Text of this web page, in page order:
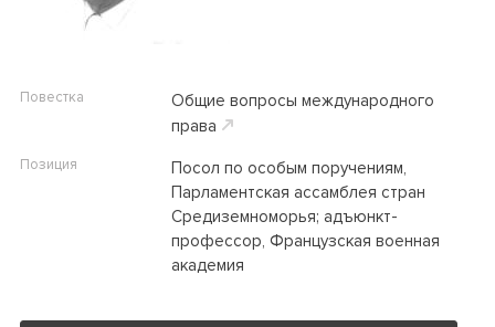
Повестка
Общие вопросы международного
права
Позиция
Посол по особым поручениям,
Парламентская ассамблея стран
Средиземноморья; адъюнкт-
профессор, Французская военная
академия